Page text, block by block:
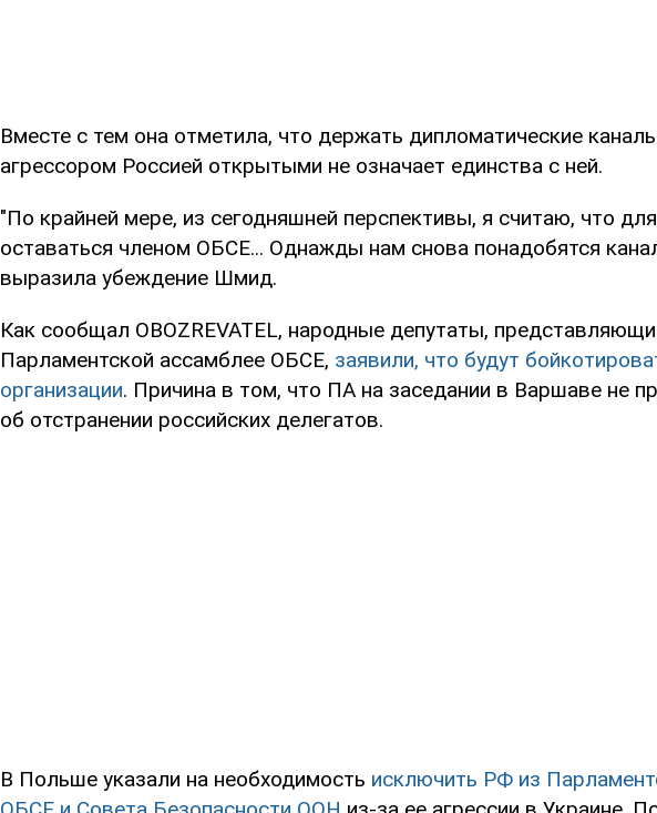
Вместе с тем она отметила, что держать дипломатические
агрессором Россией открытыми не означает единства с ней.
"По крайней мере, из сегодняшней перспективы, я считаю, что
оставаться членом ОБСЕ... Однажды нам снова понадобятся
выразила убеждение Шмид.
Как сообщал OBOZREVATEL, народные депутаты,
Парламентской ассамблее ОБСЕ, заявили, что будут
организации. Причина в том, что ПА на заседании в Варшаве не
об отстранении российских делегатов.
В Польше указали на необходимость исключить РФ из